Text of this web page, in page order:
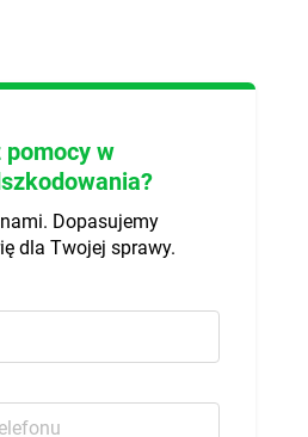
pomocy w
Dopasujemy
dla Twojej sprawy.